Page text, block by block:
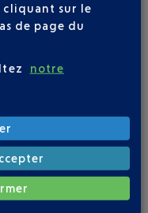
DE
LÉGER À
sur le
de page du
notre